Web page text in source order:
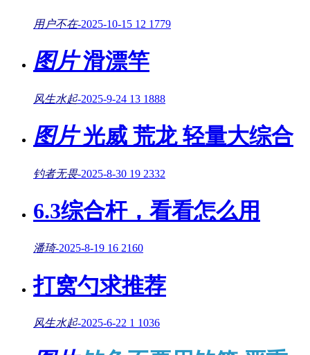
用户不在-2025-10-15 12 1779
图片滑漂竿
风生水起-2025-9-24 13 1888
图片光威 荒龙 轻量大综合
钓者无畏-2025-8-30 19 2332
6.3综合杆，看看怎么用
潘琦-2025-8-19 16 2160
打窝勺求推荐
风生水起-2025-6-22 1 1036